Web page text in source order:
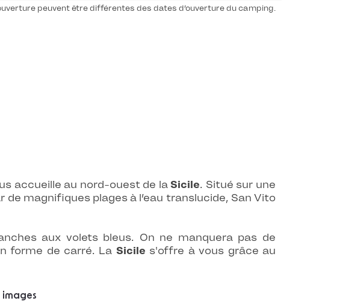
peuvent être différentes des dates d’ouverture du camping.
accueille au nord-ouest de laSicile. Situé sur une
magnifiques plages à l’eau translucide, San Vito
aux volets bleus. On ne manquera pas de
forme de carré. La Sicile s'offre à vous grâce au
images